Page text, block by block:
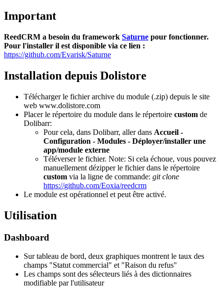
Important
ReedCRM a besoin du framework Saturne pour fonctionner.
Pour l'installer il est disponible via ce lien :
https://github.com/Evarisk/Saturne
Installation depuis Dolistore
Télécharger le fichier archive du module (.zip) depuis le site
web www.dolistore.com
Placer le répertoire du module dans le répertoire custom de
Dolibarr:
Pour cela, dans Dolibarr, aller dans Accueil -
Configuration - Modules - Déployer/installer une
app/module externe
Téléverser le fichier. Note: Si cela échoue, vous pouvez
manuellement dézipper le fichier dans le répertoire
custom via la ligne de commande: git clone
https://github.com/Eoxia/reedcrm
Le module est opérationnel et peut être activé.
Utilisation
Dashboard
Sur tableau de bord, deux graphiques montrent le taux des
champs "Statut commercial" et "Raison du refus"
Les champs sont des sélecteurs liés à des dictionnaires
modifiable par l'utilisateur